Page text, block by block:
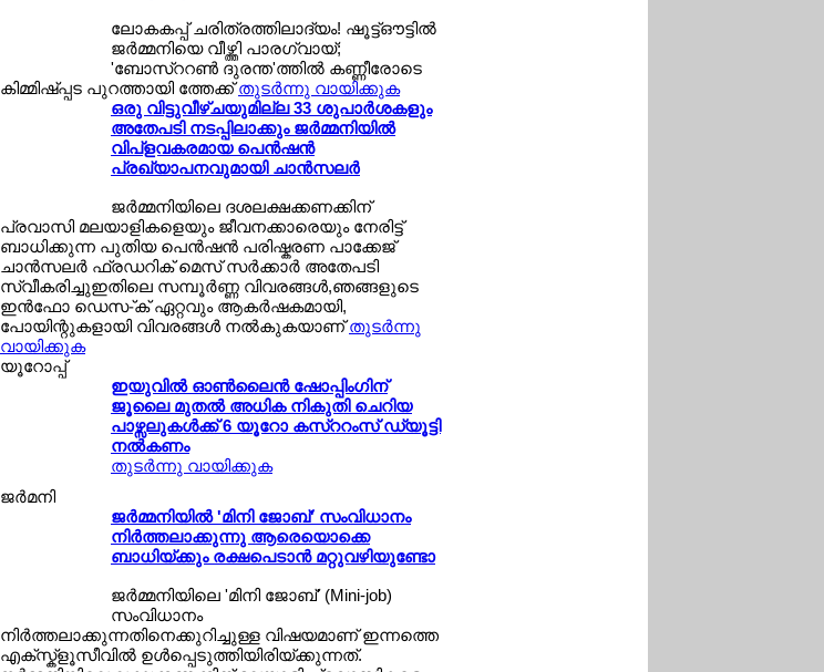
ലോകകപ്പ് ചരിത്രത്തിലാദ്യം! ഷൂട്ട്ഔട്ടില്‍
ജര്‍മ്മനിയെ വീഴ്ത്തി പാരഗ്വായ്;
'ബോസ്ററണ്‍ ദുരന്ത'ത്തില്‍ കണ്ണീരോടെ
കിമ്മിഷ്പ്പട പുറത്തായി ത്തേക്ക്തുടര്‍ന്നു വായിക്കുക
ഒരു വിട്ടുവീഴ്ചയുമില്ല 33 ശുപാര്‍ശകളും
അതേപടി നടപ്പിലാക്കും ജര്‍മ്മനിയില്‍
വിപ്ളവകരമായ പെന്‍ഷന്‍
പ്രഖ്യാപനവുമായി ചാന്‍സലര്‍
ജര്‍മ്മനിയിലെ ദശലക്ഷക്കണക്കിന്
പ്രവാസി മലയാളികളെയും ജീവനക്കാരെയും നേരിട്ട്
ബാധിക്കുന്ന പുതിയ പെന്‍ഷന്‍ പരിഷ്കരണ പാക്കേജ്
ചാന്‍സലര്‍ ഫ്രഡറിക് മെസ് സര്‍ക്കാര്‍ അതേപടി
സ്വീകരിച്ചുഇതിലെ സമ്പൂര്‍ണ്ണ വിവരങ്ങള്‍,ഞങ്ങളുടെ
ഇന്‍ഫോ ഡെസ-്ക് ഏറ്റവും ആകര്‍ഷകമായി,
പോയിന്റുകളായി വിവരങ്ങള്‍ നല്‍കുകയാണ്തുടര്‍ന്നു
വായിക്കുക
യൂറോപ്പ്
ഇയുവില്‍ ഓണ്‍ലൈന്‍ ഷോപ്പിംഗിന്
ജൂലൈ മുതല്‍ അധിക നികുതി ചെറിയ
പാഴ്സലുകള്‍ക്ക് 6 യൂറോ കസ്ററംസ് ഡ്യൂട്ടി
നല്‍കണം
തുടര്‍ന്നു വായിക്കുക
ജര്‍മനി
ജര്‍മ്മനിയില്‍ 'മിനി ജോബ്' സംവിധാനം
നിര്‍ത്തലാക്കുന്നു ആരെയൊക്കെ
ബാധിയ്ക്കും രക്ഷപെടാന്‍ മറ്റുവഴിയുണ്ടോ
ജര്‍മ്മനിയിലെ 'മിനി ജോബ്' (Mini-job)
സംവിധാനം
നിര്‍ത്തലാക്കുന്നതിനെക്കുറിച്ചുള്ള വിഷയമാണ് ഇന്നത്തെ
എക്സ്ക്ളൂസീവില്‍ ഉള്‍പ്പെടുത്തിയിരിയ്ക്കുന്നത്.